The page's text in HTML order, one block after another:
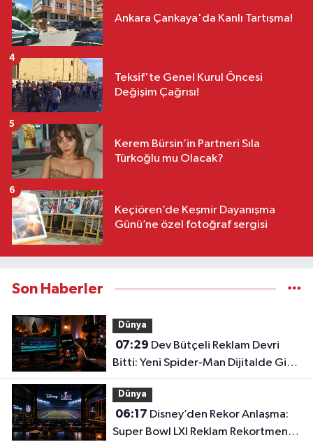
Ankara Çankaya'da Kanlı Tartışma!
Teksif'te Genel Kurul Öncesi
Değişim Çağrısı!
4
Kerem Bürsin’in Partneri Sıla
Türkoğlu mu Olacak?
5
Keçiören’de Keşmir Dayanışma
Günü’ne özel fotoğraf sergisi
6
Son Haberler
Dünya
07:29
Bitti: Yeni Spider-Man Dijitalde Gişe
Rekorlarını Altüst Etti!
Dünya
06:17
Super Bowl LXI Reklam Rekortmeni